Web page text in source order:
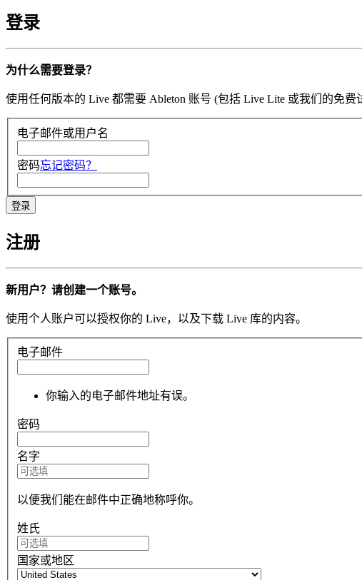
登录
为什么需要登录？
使用任何版本的 Live 都需要 Ableton 账号 (包括 Live Lite 或我们的免
电子邮件或用户名
密码忘记密码？
注册
新用户？请创建一个账号。
使用个人账户可以授权你的 Live，以及下载 Live 库的内容。
电子邮件
你输入的电子邮件地址有误。
密码
名字
以便我们能在邮件中正确地称呼你。
姓氏
国家或地区